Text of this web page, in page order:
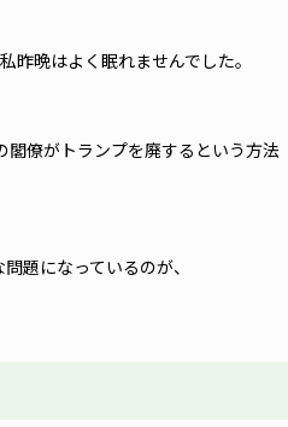
昨晩はよく眠れませんでした。
僚がトランプを廃するという方法
題になっているのが、